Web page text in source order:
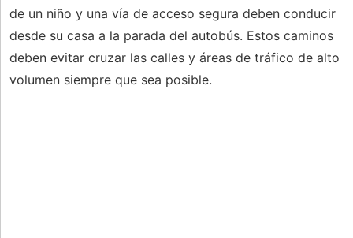
de un niño y una vía de acceso segura deben conducir
desde su casa a la parada del autobús. Estos caminos
deben evitar cruzar las calles y áreas de tráfico de alto
volumen siempre que sea posible.